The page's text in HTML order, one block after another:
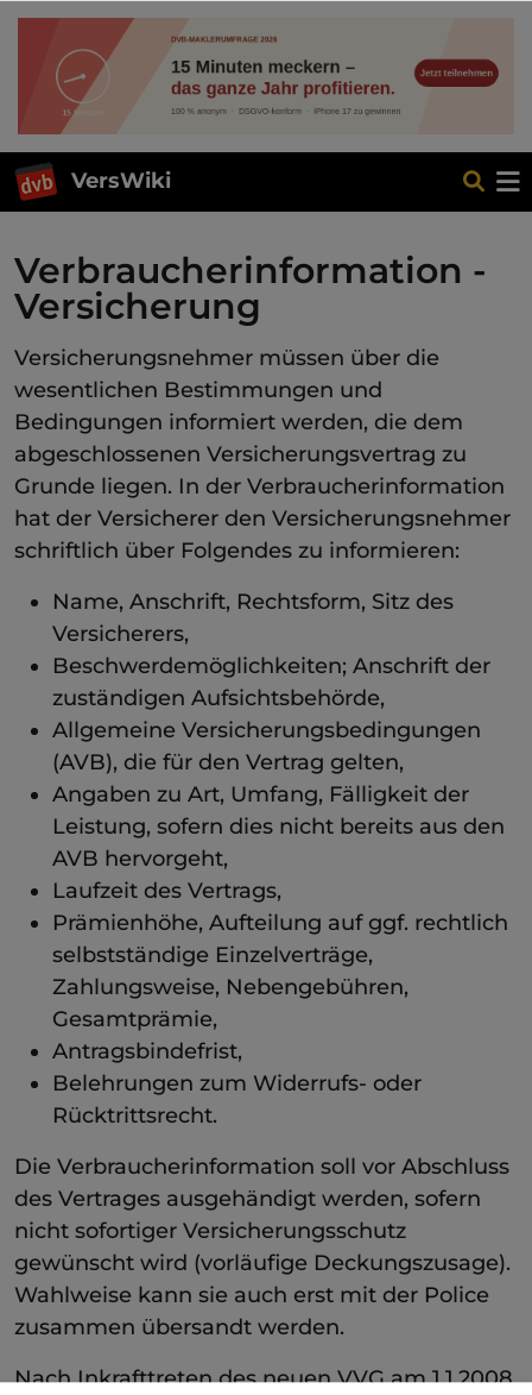
VersWiki
Verbraucherinformation -
Versicherung
Versicherungsnehmer müssen über die
wesentlichen Bestimmungen und
Bedingungen informiert werden, die dem
abgeschlossenen Versicherungsvertrag zu
Grunde liegen. In der Verbraucherinformation
hat der Versicherer den Versicherungsnehmer
schriftlich über Folgendes zu informieren:
Name, Anschrift, Rechtsform, Sitz des
Versicherers,
Beschwerdemöglichkeiten; Anschrift der
zuständigen Aufsichtsbehörde,
Allgemeine Versicherungsbedingungen
(AVB), die für den Vertrag gelten,
Angaben zu Art, Umfang, Fälligkeit der
Leistung, sofern dies nicht bereits aus den
AVB hervorgeht,
Laufzeit des Vertrags,
Prämienhöhe, Aufteilung auf ggf. rechtlich
selbstständige Einzelverträge,
Zahlungsweise, Nebengebühren,
Gesamtprämie,
Antragsbindefrist,
Belehrungen zum Widerrufs- oder
Rücktrittsrecht.
Die Verbraucherinformation soll vor Abschluss
des Vertrages ausgehändigt werden, sofern
nicht sofortiger Versicherungsschutz
gewünscht wird (vorläufige Deckungszusage).
Wahlweise kann sie auch erst mit der Police
zusammen übersandt werden.
Nach Inkrafttreten des neuen VVG am 1.1.2008